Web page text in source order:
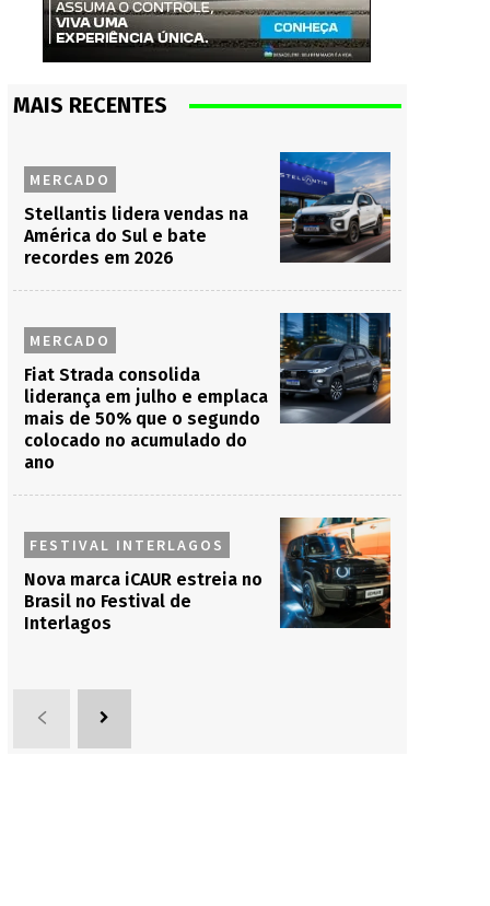
MAIS RECENTES
MERCADO
Stellantis lidera vendas na
América do Sul e bate
recordes em 2026
MERCADO
Fiat Strada consolida
liderança em julho e emplaca
mais de 50% que o segundo
colocado no acumulado do
ano
FESTIVAL INTERLAGOS
Nova marca iCAUR estreia no
Brasil no Festival de
Interlagos